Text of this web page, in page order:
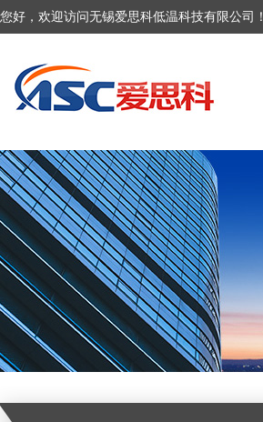
您好，欢迎访问无锡爱思科低温科技有限公司！